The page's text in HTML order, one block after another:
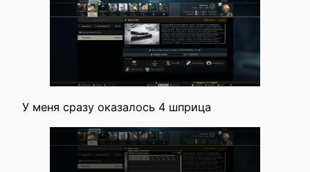
У меня сразу оказалось 4 шприца